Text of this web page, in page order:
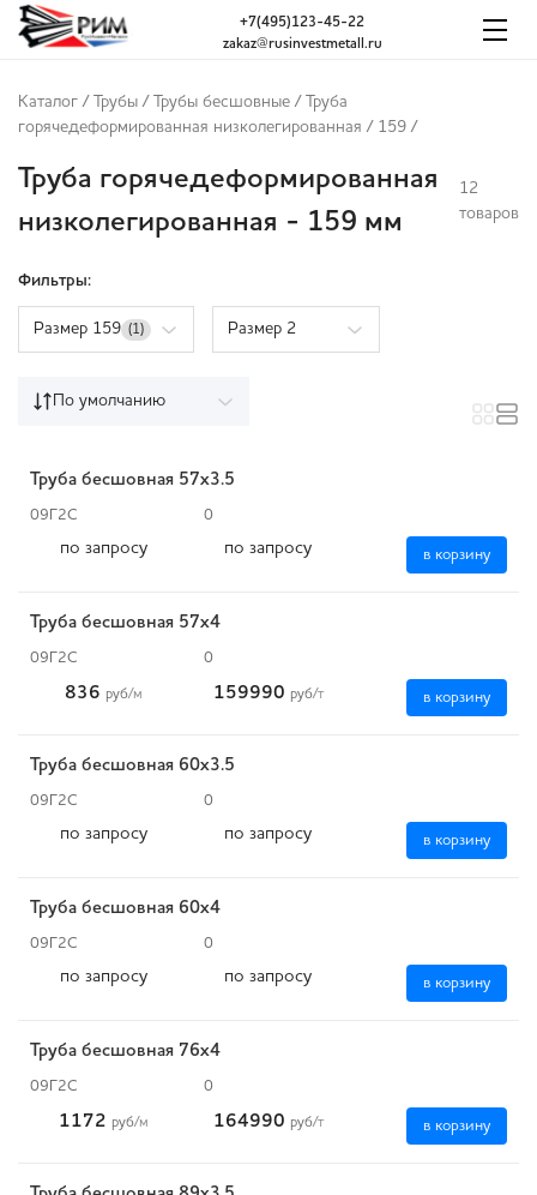
zakaz@rusinvestmetall.ru
+7(495)123-45-22
Каталог / Трубы / Трубы бесшовные /
Труба
горячедеформированная низколегированная / 159 /
Труба горячедеформированная
низколегированная - 159 мм
12
товаров
Фильтры:
Размер 159 (1) Размер 2
По умолчанию
Труба бесшовная 57х3.5
09Г2С 0
по запросу по запросу в корзину
Труба бесшовная 57х4
09Г2С 0
836 руб/м 159990 руб/т в корзину
Труба бесшовная 60х3.5
09Г2С 0
по запросу по запросу в корзину
Труба бесшовная 60х4
09Г2С 0
по запросу по запросу в корзину
Труба бесшовная 76х4
09Г2С 0
1172 руб/м 164990 руб/т в корзину